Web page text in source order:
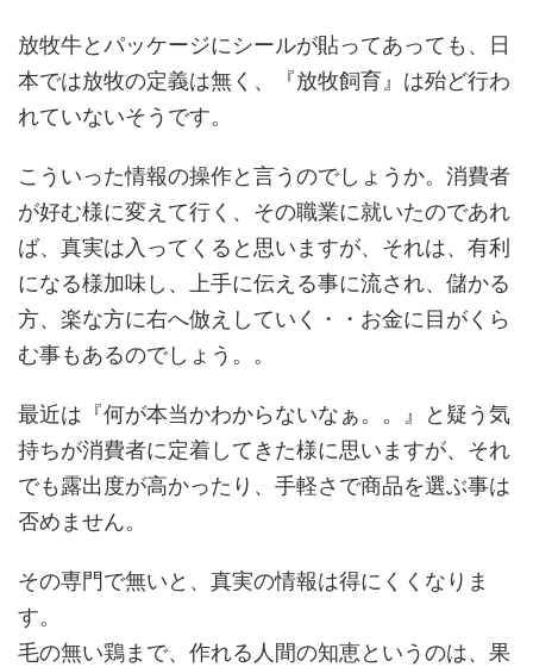
放牧牛とパッケージにシールが貼ってあっても、日
本では放牧の定義は無く、『放牧飼育』は殆ど行わ
れていないそうです。
こういった情報の操作と言うのでしょうか。消費者
が好む様に変えて行く、その職業に就いたのであれ
ば、真実は入ってくると思いますが、それは、有利
になる様加味し、上手に伝える事に流され、儲かる
方、楽な方に右へ倣えしていく・・お金に目がくら
む事もあるのでしょう。。
最近は『何が本当かわからないなぁ。。』と疑う気
持ちが消費者に定着してきた様に思いますが、それ
でも露出度が高かったり、手軽さで商品を選ぶ事は
否めません。
その専門で無いと、真実の情報は得にくくなりま
す。
毛の無い鶏まで、作れる人間の知恵というのは、果